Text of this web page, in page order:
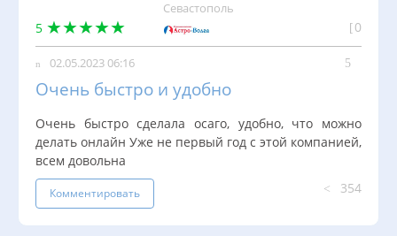
Севастополь
5 0
02.05.2023 06:16
Очень быстро и удобно
Очень быстро сделала осаго, удобно, что можно
делать онлайн Уже не первый год с этой компанией,
всем довольна
Комментировать 354